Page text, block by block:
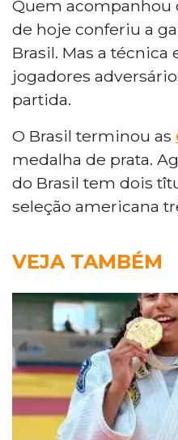
Quem acompanhou
de hoje conferiu a
Brasil. Mas a técnica
jogadores
partida.
O Brasil terminou as
medalha de prata.
do Brasil tem dois
seleção americana
VEJA TAMBÉM